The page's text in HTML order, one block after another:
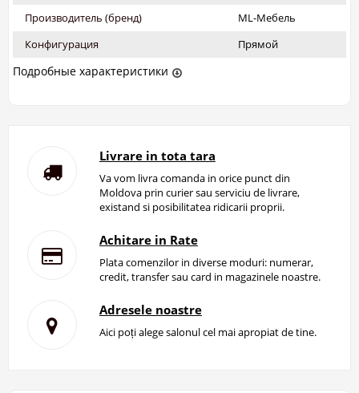
Производитель (бренд)
ML-Мебель
Конфигурация
Прямой
Подробные характеристики
Livrare in tota tara
Va vom livra comanda in orice punct din
Moldova prin curier sau serviciu de livrare,
existand si posibilitatea ridicarii proprii.
Achitare in Rate
Plata comenzilor in diverse moduri: numerar,
credit, transfer sau card in magazinele noastre.
Adresele noastre
Aici poți alege salonul cel mai apropiat de tine.